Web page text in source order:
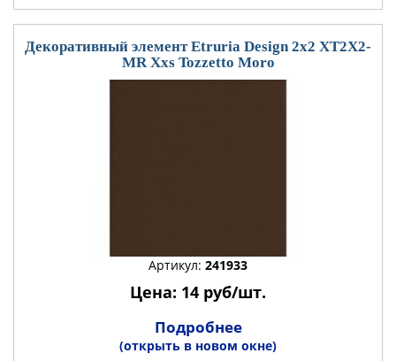
Декоративный элемент Etruria Design 2x2 XT2X2-
MR Xxs Tozzetto Moro
Артикул: 241933
Цена: 14 руб/шт.
Подробнее
(открыть в новом окне)